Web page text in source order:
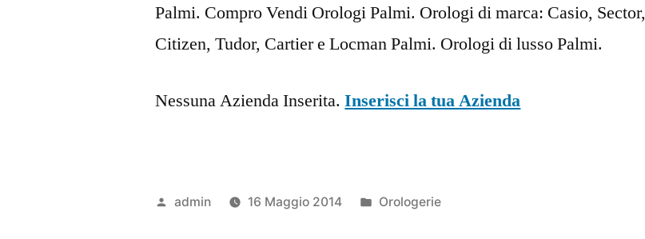
Palmi. Compro Vendi Orologi Palmi. Orologi di marca: Casio, Sector,
Citizen, Tudor, Cartier e Locman Palmi. Orologi di lusso Palmi.
Nessuna Azienda Inserita. Inserisci la tua Azienda
Pubblicato
admin 16 Maggio 2014
Pubblicato
Orologerie